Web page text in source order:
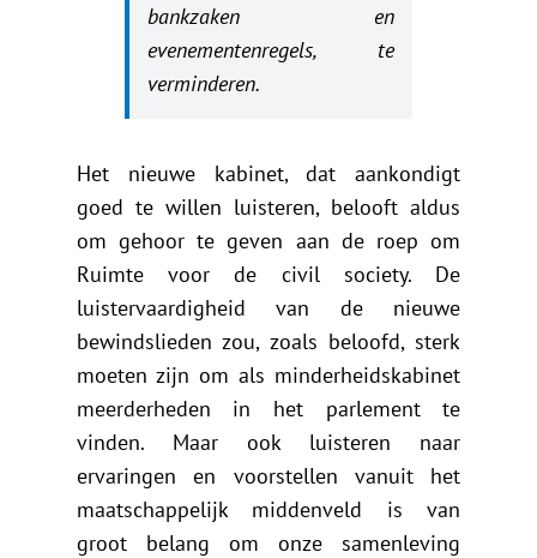
bankzaken en
evenementenregels, te
verminderen.
Het nieuwe kabinet, dat aankondigt
goed te willen luisteren, belooft aldus
om gehoor te geven aan de roep om
Ruimte voor de civil society. De
luistervaardigheid van de nieuwe
bewindslieden zou, zoals beloofd, sterk
moeten zijn om als minderheidskabinet
meerderheden in het parlement te
vinden. Maar ook luisteren naar
ervaringen en voorstellen vanuit het
maatschappelijk middenveld is van
groot belang om onze samenleving